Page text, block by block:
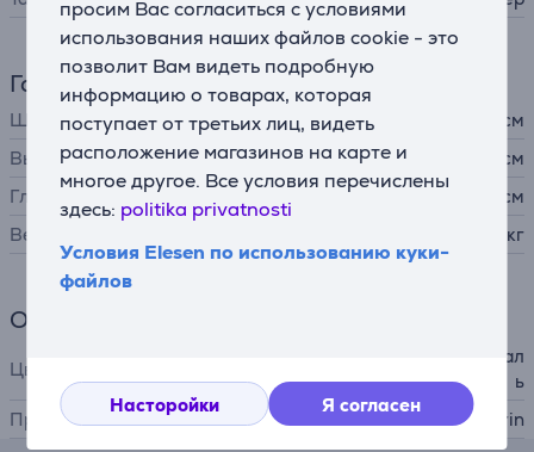
просим Вас согласиться с условиями
использования наших файлов cookie - это
позволит Вам видеть подробную
информацию о товарах, которая
поступает от третьих лиц, видеть
расположение магазинов на карте и
многое другое. Все условия перечислены
здесь: politika privatnosti
Условия Elesen по использованию куки-
файлов
Насторойки Я согласен
Габариты
Ширина
50 см
Высота
35 см
Глубина
42 см
Вес
12,9 кг
Общий параметр
Цвет
черный / нержавеющая стал
ь
Производитель
Severin